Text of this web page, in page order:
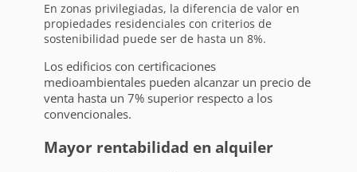
En zonas privilegiadas, la diferencia de valor en
propiedades residenciales con criterios de
sostenibilidad puede ser de hasta un 8%.
Los edificios con certificaciones
medioambientales pueden alcanzar un precio de
venta hasta un 7% superior respecto a los
convencionales.
Mayor rentabilidad en alquiler